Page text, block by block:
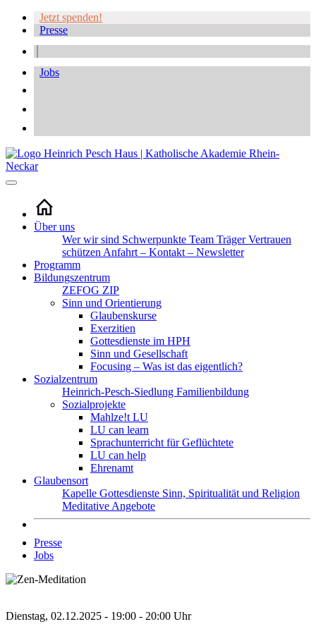
Jetzt spenden!
Presse
Jobs
Über uns
Wer wir sind Schwerpunkte Team TrägerVertrauen
schützen Anfahrt – Kontakt – Newsletter
Programm
Bildungszentrum
ZEFOG ZIP
Sinn und Orientierung
Glaubenskurse
Exerzitien
Gottesdienste im HPH
Sinn und Gesellschaft
Focusing – Was ist das eigentlich?
Sozialzentrum
Heinrich-Pesch-Siedlung Familienbildung
Sozialprojekte
Mahlze!t LU
LU can learn
Sprachunterricht für Geflüchtete
LU can help
Ehrenamt
Glaubensort
Kapelle Gottesdienste Sinn, Spiritualität und Religion
Meditative Angebote
Presse
Jobs
Dienstag, 02.12.2025 - 19:00 - 20:00 Uhr